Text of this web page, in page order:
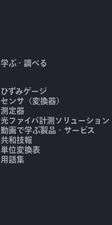
学ぶ・調べる
ひずみゲージ
センサ（変換器）
測定器
光ファイバ計測ソリューショ
動画で学ぶ製品・サービス
共和技報
単位変換表
用語集